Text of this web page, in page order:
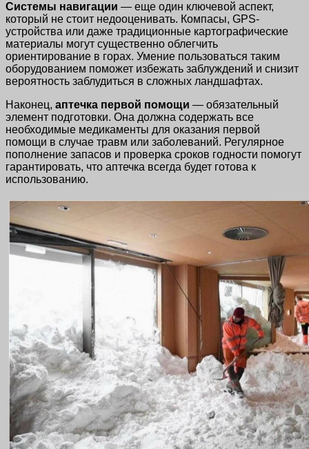
Системы навигации — еще один ключевой аспект,
который не стоит недооценивать. Компасы, GPS-
устройства или даже традиционные картографические
материалы могут существенно облегчить
ориентирование в горах. Умение пользоваться таким
оборудованием поможет избежать заблуждений и снизит
вероятность заблудиться в сложных ландшафтах.
Наконец, аптечка первой помощи — обязательный
элемент подготовки. Она должна содержать все
необходимые медикаменты для оказания первой
помощи в случае травм или заболеваний. Регулярное
пополнение запасов и проверка сроков годности помогут
гарантировать, что аптечка всегда будет готова к
использованию.